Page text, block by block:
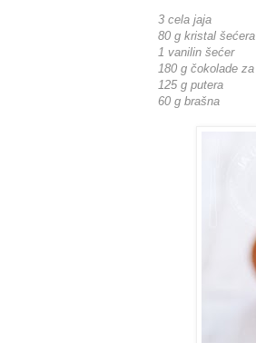
3 cela jaja
80 g kristal šećera
1 vanilin šećer
180 g čokolade
125 g putera
60 g brašna